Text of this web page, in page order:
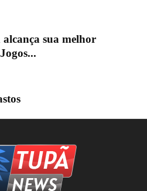
sua melhor